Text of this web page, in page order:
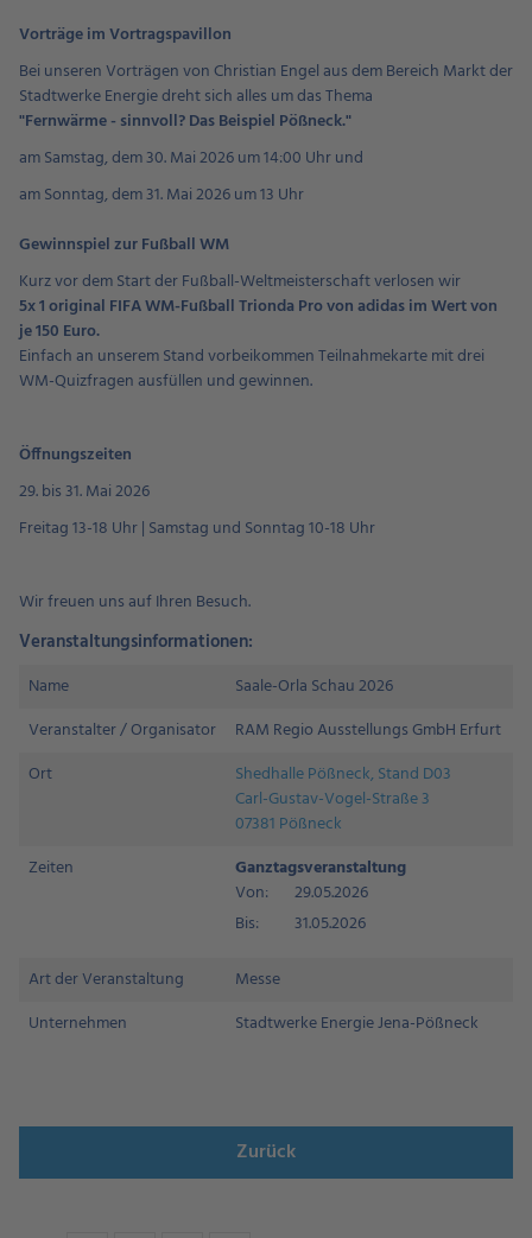
Vorträge im Vortragspavillon
Bei unseren Vorträgen von Christian Engel aus dem Bereich Markt der
Stadtwerke Energie dreht sich alles um das Thema
"Fernwärme - sinnvoll? Das Beispiel Pößneck."
am Samstag, dem 30. Mai 2026 um 14:00 Uhr und
am Sonntag, dem 31. Mai 2026 um 13 Uhr
Gewinnspiel zur Fußball WM
Kurz vor dem Start der Fußball-Weltmeisterschaft verlosen wir
5x 1 original FIFA WM-Fußball Trionda Pro von adidas im Wert von
je 150 Euro.
Einfach an unserem Stand vorbeikommen Teilnahmekarte mit drei
WM-Quizfragen ausfüllen und gewinnen.
Öffnungszeiten
29. bis 31. Mai 2026
Freitag 13-18 Uhr | Samstag und Sonntag 10-18 Uhr
Wir freuen uns auf Ihren Besuch.
Veranstaltungsinformationen:
Name
Saale-Orla Schau 2026
Veranstalter / Organisator
RAM Regio Ausstellungs GmbH Erfurt
Ort
Shedhalle Pößneck, Stand D03
Carl-Gustav-Vogel-Straße 3
07381 Pößneck
Zeiten
Ganztagsveranstaltung
Von:
29.05.2026
Bis:
31.05.2026
Art der Veranstaltung
Messe
Unternehmen
Stadtwerke Energie Jena-Pößneck
Zurück